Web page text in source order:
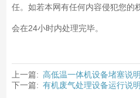
任。如若本网有任何内容侵犯您的
会在24小时内处理完毕。
上一篇: 高低温一体机设备堵塞说明
下一篇: 有机废气处理设备运行说明